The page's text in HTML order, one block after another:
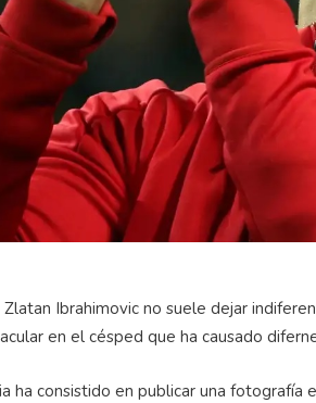
Ibrahimovic no suele dejar
en el césped que ha causado
ha consistido en publicar una fotografía